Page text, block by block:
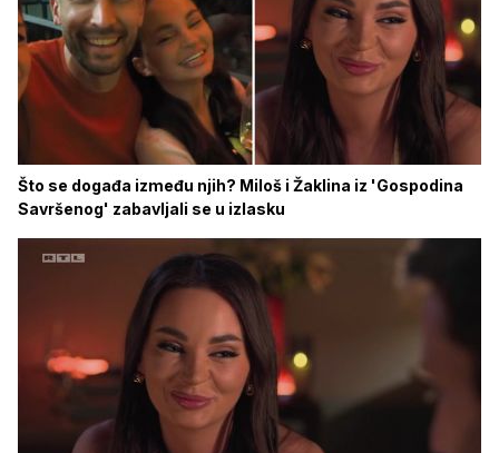
Što se događa između njih? Miloš i Žaklina iz 'Gospodina
Savršenog' zabavljali se u izlasku